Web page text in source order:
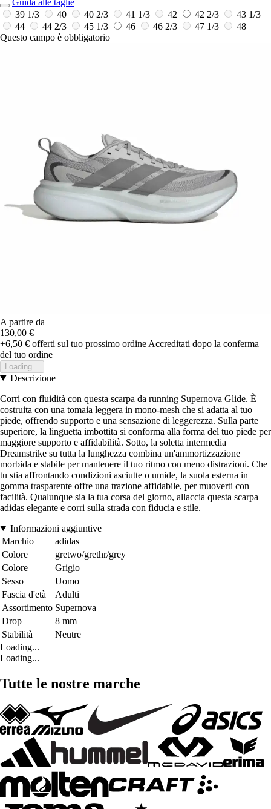
39 1/3
40 40 2/3 41 1/3 42 42 2/3
43 1/3
44
44 2/3 45 1/3 46 46 2/3 47 1/3
48
Questo campo è obbligatorio
A partire da
130,00 €
+6,50 € offerti sul tuo prossimo ordine Accreditati dopo la conferma
del tuo ordine
Loading...
Descrizione
Corri con fluidità con questa scarpa da running Supernova Glide. È
costruita con una tomaia leggera in mono-mesh che si adatta al tuo
piede, offrendo supporto e una sensazione di leggerezza. Sulla parte
superiore, la linguetta imbottita si conforma alla forma del tuo piede per
maggiore supporto e affidabilità. Sotto, la soletta intermedia
Dreamstrike su tutta la lunghezza combina un'ammortizzazione
morbida e stabile per mantenere il tuo ritmo con meno distrazioni. Che
tu stia affrontando condizioni asciutte o umide, la suola esterna in
gomma trasparente offre una trazione affidabile, per muoverti con
facilità. Qualunque sia la tua corsa del giorno, allaccia questa scarpa
adidas elegante e corri sulla strada con fiducia e stile.
Informazioni aggiuntive
Marchio
adidas
Colore
gretwo/grethr/grey
Colore
Grigio
Sesso
Uomo
Fascia d'età
Adulti
Assortimento Supernova
Drop
8 mm
Stabilità
Neutre
Loading...
Loading...
Tutte le nostre marche